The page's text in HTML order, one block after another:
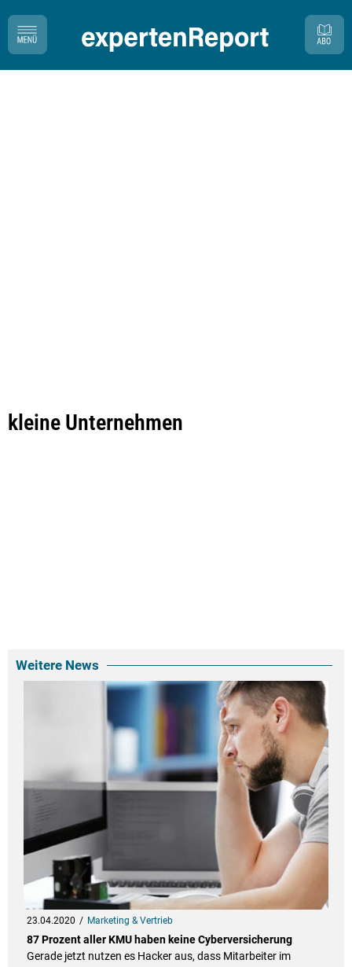
kleine Unternehmen
Weitere News
23.04.2020 Marketing & Vertrieb
87 Prozent aller KMU haben keine Cyberversicherung
Gerade jetzt nutzen es Hacker aus, dass Mitarbeiter im